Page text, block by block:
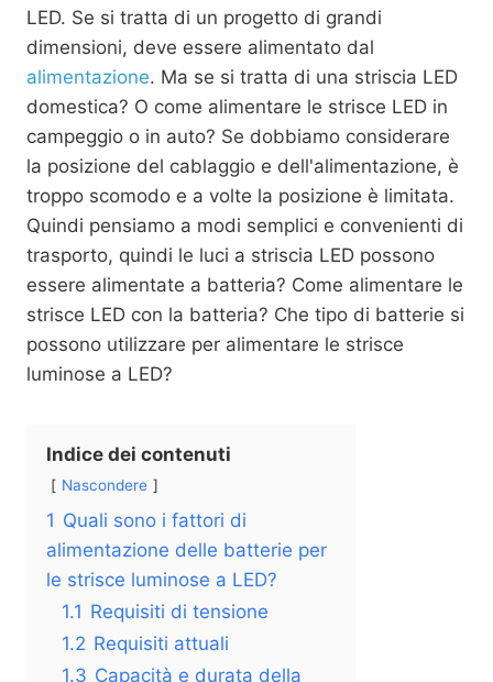
LED. Se si tratta di un progetto di grandi
dimensioni, deve essere alimentato dal
alimentazione. Ma se si tratta di una striscia LED
domestica? O come alimentare le strisce LED in
campeggio o in auto? Se dobbiamo considerare
la posizione del cablaggio e dell'alimentazione, è
troppo scomodo e a volte la posizione è limitata.
Quindi pensiamo a modi semplici e convenienti di
trasporto, quindi le luci a striscia LED possono
essere alimentate a batteria? Come alimentare le
strisce LED con la batteria? Che tipo di batterie si
possono utilizzare per alimentare le strisce
luminose a LED?
Indice dei contenuti
Nascondere
1 Quali sono i fattori di
alimentazione delle batterie per
le strisce luminose a LED?
1.1 Requisiti di tensione
1.2 Requisiti attuali
1.3 Capacità e durata della